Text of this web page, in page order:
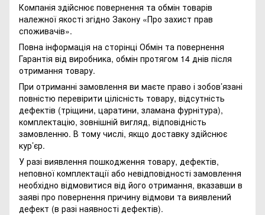
Компанія здійснює повернення та обмін товарів
належної якості згідно Закону «Про захист прав
споживачів».
Повна інформація на сторінці Обмін та повернення
Гарантія від виробника, обмін протягом 14 днів після
отримання товару.
При отриманні замовлення ви маєте право і зобов’язані
повністю перевірити цілісність товару, відсутність
дефектів (тріщини, царатини, зламана фурнітура),
комплектацію, зовнішній вигляд, відповідність
замовленню. В тому числі, якщо доставку здійснює
кур’єр.
У разі виявлення пошкодження товару, дефектів,
неповної комплектації або невідповідності замовлення
необхідно відмовитися від його отримання, вказавши в
заяві про повернення причину відмови та виявлений
дефект (в разі наявності дефектів).